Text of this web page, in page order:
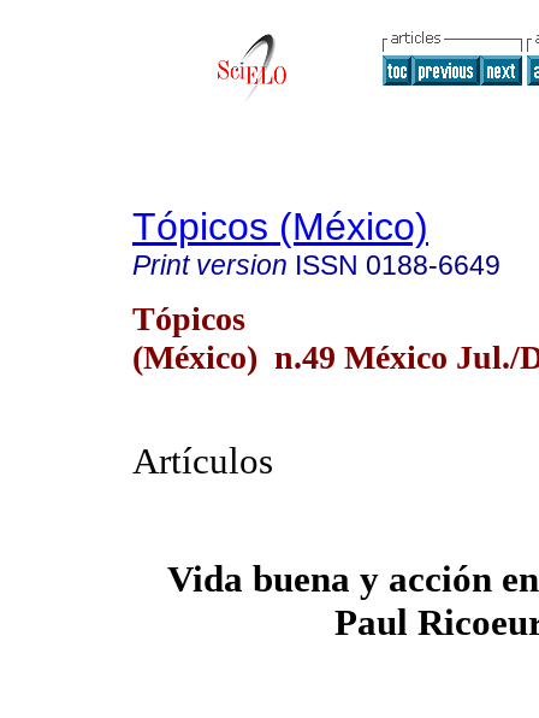
Tópicos (México)
Print version ISSN 0188-6649
Tópicos
(México) n.49 México Jul./
Artículos
Vida buena y acción
Paul